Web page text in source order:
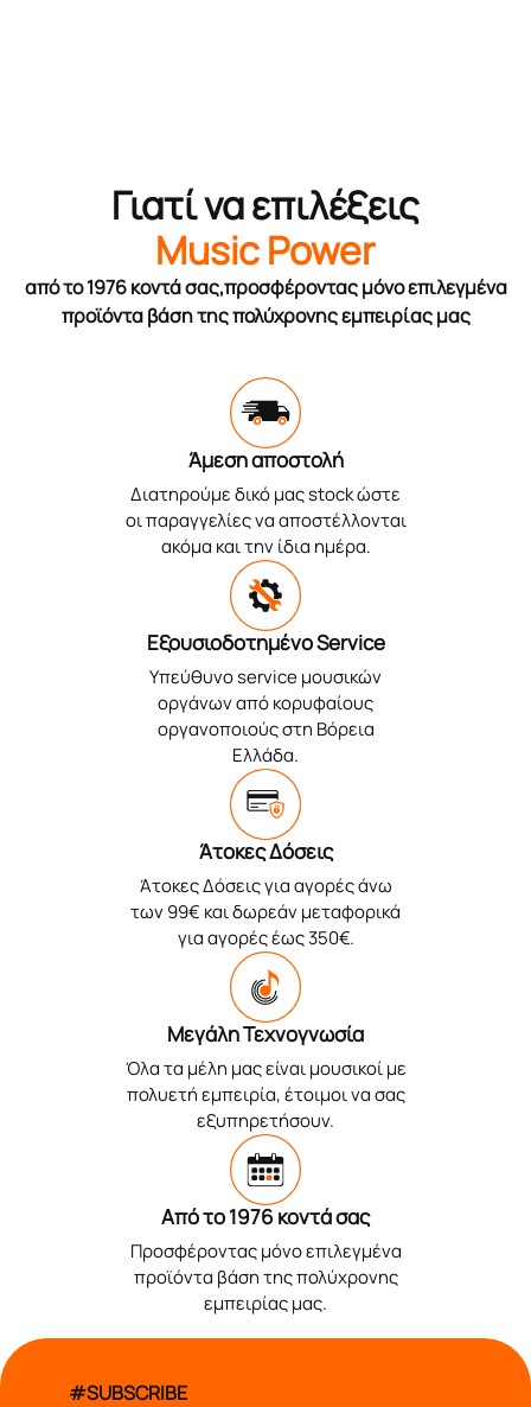
Γιατί να επιλέξεις
Music Power
από το 1976 κοντά σας,προσφέροντας μόνο επιλεγμένα
προϊόντα βάση της πολύχρονης εμπειρίας μας
Άμεση αποστολή
Διατηρούμε δικό μας stock ώστε
οι παραγγελίες να αποστέλλονται
ακόμα και την ίδια ημέρα.
Εξουσιοδοτημένο Service
Υπεύθυνο service μουσικών
οργάνων από κορυφαίους
οργανοποιούς στη Βόρεια
Ελλάδα.
Άτοκες Δόσεις
Άτοκες Δόσεις για αγορές άνω
των 99€ και δωρεάν μεταφορικά
για αγορές έως 350€.
Μεγάλη Τεχνογνωσία
Όλα τα μέλη μας είναι μουσικοί με
πολυετή εμπειρία, έτοιμοι να σας
εξυπηρετήσουν.
Από το 1976 κοντά σας
Προσφέροντας μόνο επιλεγμένα
προϊόντα βάση της πολύχρονης
εμπειρίας μας.
#SUBSCRIBE